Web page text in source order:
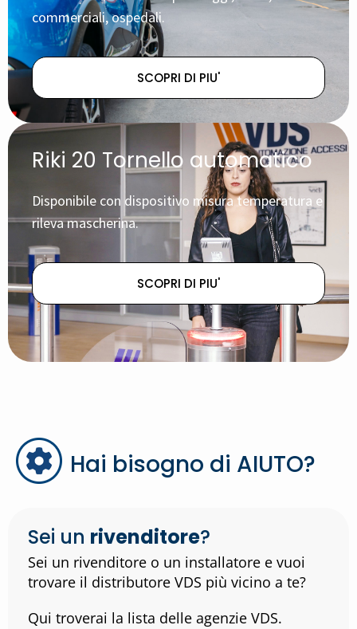
commerciali, ospedali.
SCOPRI DI PIU'
Riki 20 Tornello automatico
Disponibile con dispositivo misura temperatura e
rileva mascherina.
SCOPRI DI PIU'
Hai bisogno di AIUTO?
Sei un rivenditore?
Sei un rivenditore o un installatore e vuoi
trovare il distributore VDS più vicino a te?
Qui troverai la lista delle agenzie VDS.